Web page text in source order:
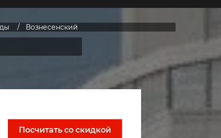
Вознесенский
Посчитать со скидкой